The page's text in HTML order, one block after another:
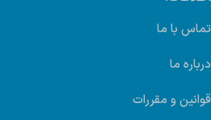
تماس با ما
درباره ما
قوانین و مقررات